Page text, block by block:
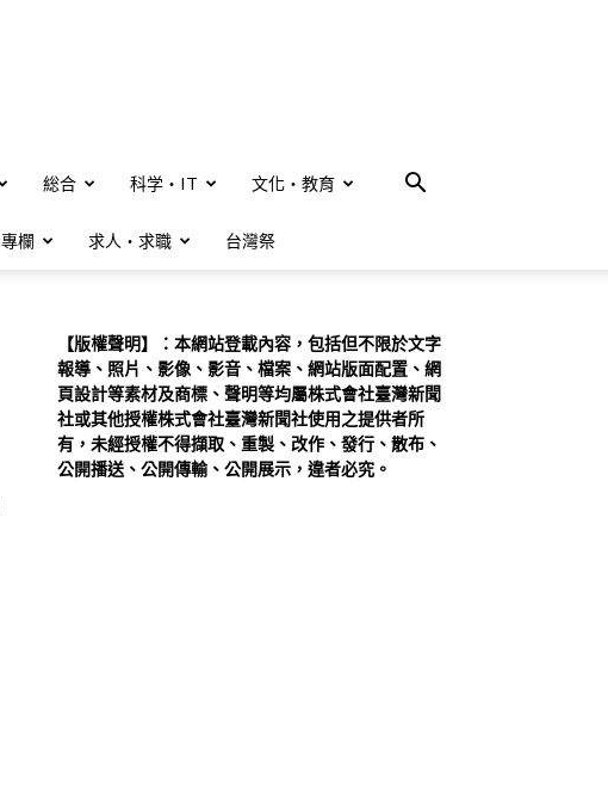
総合 科学・IT 文化・教育
專欄 求人・求職 台灣祭
【版權聲明】：本網站登載內容，包括但不限於文字
報導、照片、影像、影音、檔案、網站版面配置、網
頁設計等素材及商標、聲明等均屬株式會社臺灣新聞
社或其他授權株式會社臺灣新聞社使用之提供者所
有，未經授權不得擷取、重製、改作、發行、散布、
公開播送、公開傳輸、公開展示，違者必究。